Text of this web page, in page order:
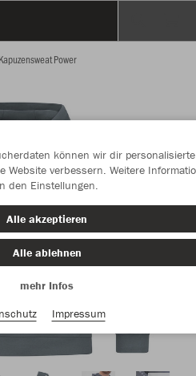
Power
können wir dir personalisierte
Website verbessern. Weitere
den Einstellungen.
Alle akzeptieren
Alle ablehnen
mehr Infos
Impressum